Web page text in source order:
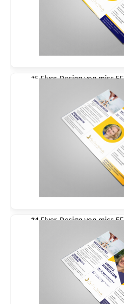
#5 Flyer-Design vonmiss EF
#4 Flyer-Design vonmiss EF